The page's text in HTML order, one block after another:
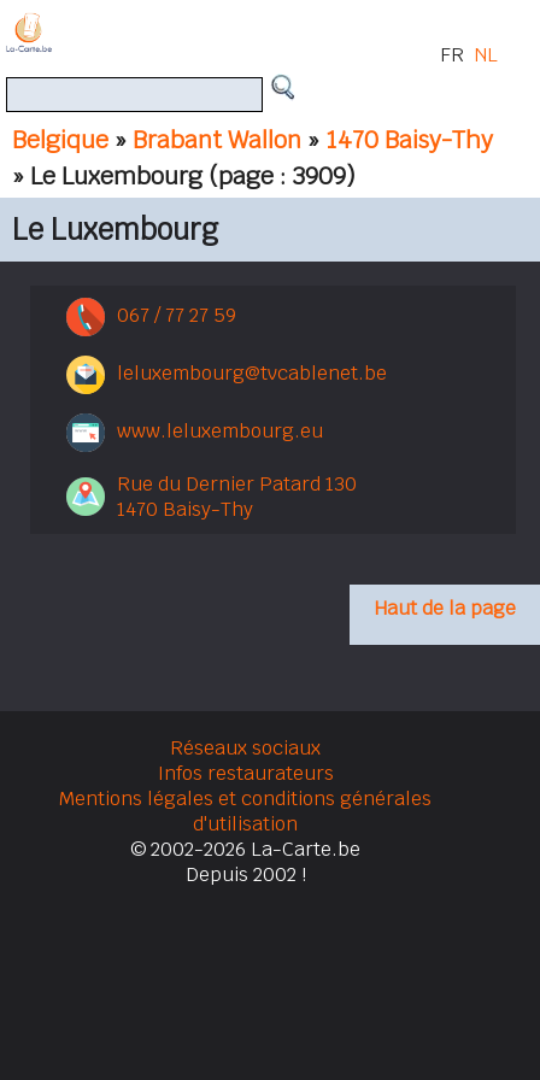
Belgique » Brabant Wallon » 1470 Baisy-Thy
» Le Luxembourg (page : 3909)
FR NL
Le Luxembourg
067 / 77 27 59
leluxembourg@tvcablenet.be
www.leluxembourg.eu
Rue du Dernier Patard 130
1470 Baisy-Thy
Haut de la page
Réseaux sociaux
Infos restaurateurs
Mentions légales et conditions générales
d'utilisation
© 2002-2026 La-Carte.be
Depuis 2002 !